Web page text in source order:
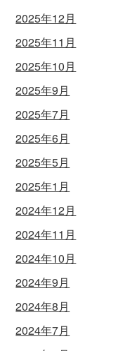
2025年12月
2025年11月
2025年10月
2025年9月
2025年7月
2025年6月
2025年5月
2025年1月
2024年12月
2024年11月
2024年10月
2024年9月
2024年8月
2024年7月